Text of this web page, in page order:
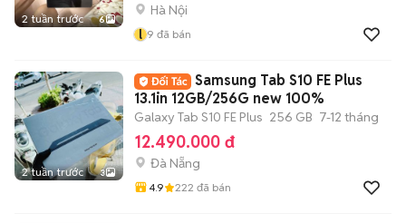
2 tuần trước 6
Hà Nội
l 9 đã bán
2 tuần trước 3
Samsung Tab S10 FE Plus
13.1in 12GB/256G new 100%
Galaxy Tab S10 FE Plus 256 GB 7-12 tháng
12.490.000 đ
Đà Nẵng
4.9 222 đã bán